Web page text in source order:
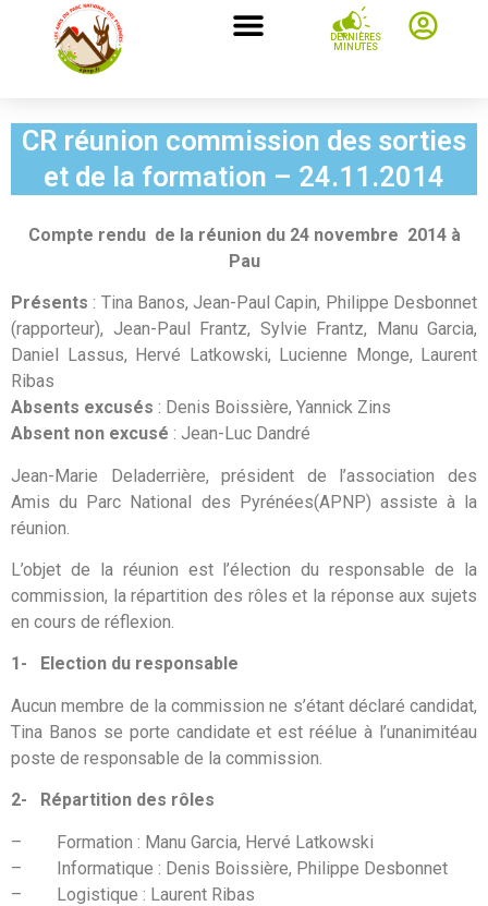
DERNIÈRES
MINUTES
CR réunion commission des sorties
et de la formation – 24.11.2014
Compte rendu de la réunion du 24 novembre 2014 à
Pau
Présents : Tina Banos, Jean-Paul Capin, Philippe Desbonnet
(rapporteur), Jean-Paul Frantz, Sylvie Frantz, Manu Garcia,
Daniel Lassus, Hervé Latkowski, Lucienne Monge, Laurent
Ribas
Absents excusés : Denis Boissière, Yannick Zins
Absent non excusé : Jean-Luc Dandré
Jean-Marie Deladerrière, président de l’association des
Amis du Parc National des Pyrénées(APNP) assiste à la
réunion.
L’objet de la réunion est l’élection du responsable de la
commission, la répartition des rôles et la réponse aux sujets
en cours de réflexion.
1- Election du responsable
Aucun membre de la commission ne s’étant déclaré candidat,
Tina Banos se porte candidate et est réélue à l’unanimitéau
poste de responsable de la commission.
2- Répartition des rôles
– Formation : Manu Garcia, Hervé Latkowski
– Informatique : Denis Boissière, Philippe Desbonnet
– Logistique : Laurent Ribas